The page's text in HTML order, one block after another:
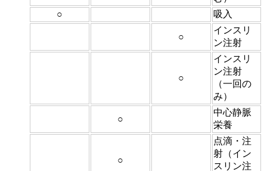
○
吸入
○
インスリ
ン注射
○
インスリ
ン注射
（一回の
み）
○
中心静脈
栄養
○
点滴・注
射（イン
スリン注